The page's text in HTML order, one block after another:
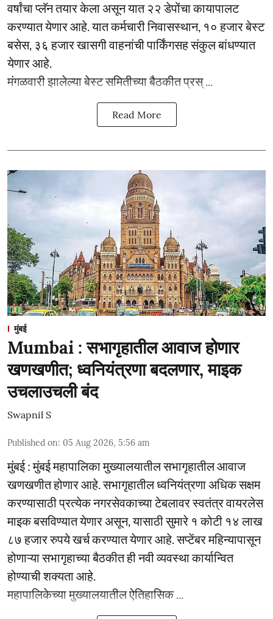
वर्षांचा प्लॅन तयार केला असून यात २२ डेपोंचा कायापालट
करण्यात येणार आहे. यात कर्मचारी निवासस्थान, १० हजार बेस्ट
बसेस, ३६ हजार खासगी वाहनांची पार्किंगसह संकुल बांधण्यात
येणार आहे.
मंगळवारी झालेल्या बेस्ट समितीच्या बैठकीत प्रस् ...
Read More
मुंबई
Mumbai : सभागृहातील आवाज होणार
खणखणीत; ध्वनियंत्रणा बदलणार, माइक
उचलाउचली बंद
Swapnil S
Published on: 05 Aug 2026, 5:56 am
मुंबई : मुंबई महापालिका मुख्यालयातील सभागृहातील आवाज
खणखणीत होणार आहे. सभागृहातील ध्वनियंत्रणा अधिक सक्षम
करण्यासाठी प्रत्येक नगरसेवकाच्या टेबलावर स्वतंत्र वायरलेस
माइक बसविण्यात येणार असून, यासाठी सुमारे १ कोटी १४ लाख
८७ हजार रुपये खर्च करण्यात येणार आहे. सप्टेंबर महिन्यापासून
होणाऱ्या सभागृहाच्या बैठकीत ही नवी व्यवस्था कार्यान्वित
होण्याची शक्यता आहे.
महापालिकेच्या मुख्यालयातील ऐतिहासिक ...